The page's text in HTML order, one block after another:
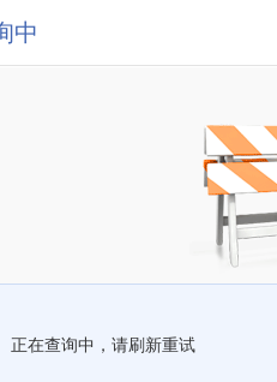
中
正在查询中，请刷新重试